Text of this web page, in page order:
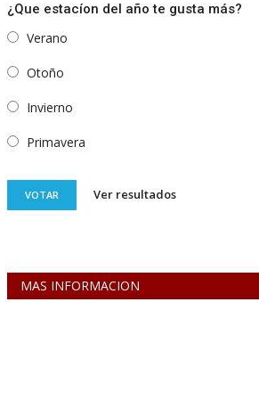
¿Que estacíon del año te gusta más?
Verano
Otoño
Invierno
Primavera
VOTAR Ver resultados
MAS INFORMACION